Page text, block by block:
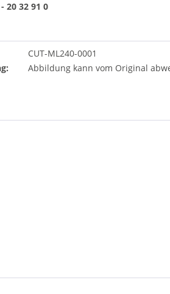
20 32 91 0
CUT-ML240-0001
Abbildung kann vom Original